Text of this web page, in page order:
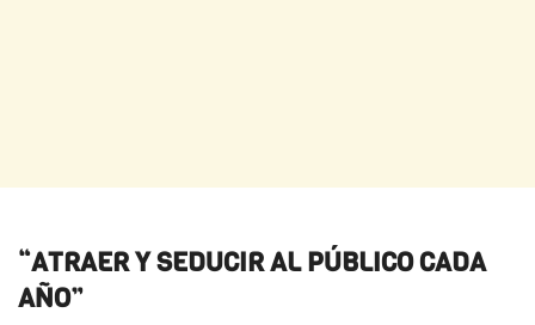
“ATRAER Y SEDUCIR AL PÚBLICO CADA
AÑO”